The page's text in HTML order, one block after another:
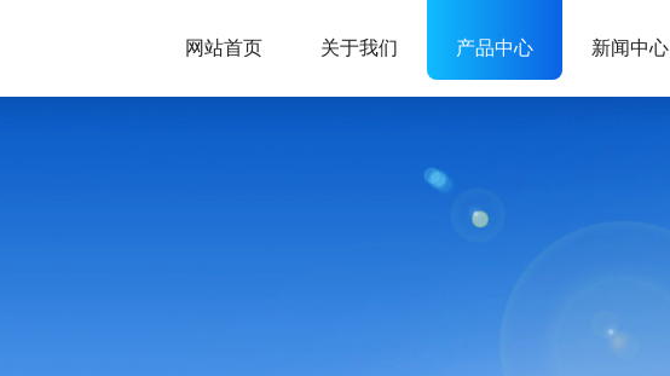
网站首页 关于我们 产品中心 新闻中心